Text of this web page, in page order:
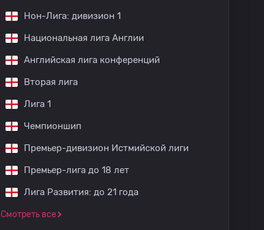
Нон-Лига: дивизион 1
Национальная лига Англии
Английская лига конференций
Вторая лига
Лига 1
Чемпионшип
Премьер-дивизион Истмийской лиги
Премьер-лига до 18 лет
Лига Развития: до 21 года
Смотреть все